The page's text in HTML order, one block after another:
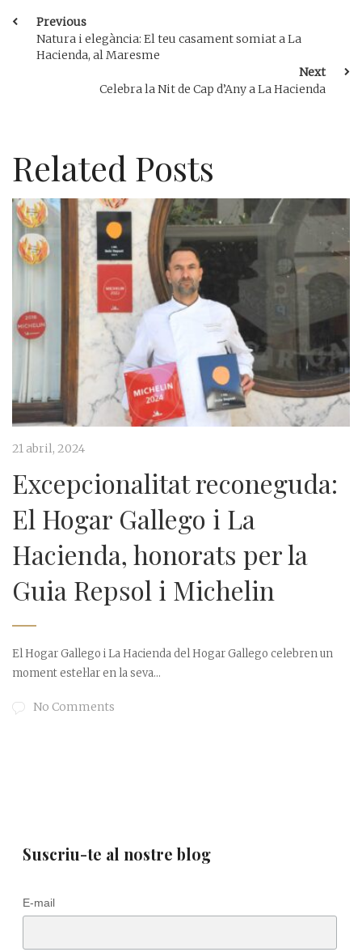
Previous
Natura i elegància: El teu casament somiat a La
Hacienda, al Maresme
Next
Celebra la Nit de Cap d’Any a La Hacienda
Related Posts
21 abril, 2024
Excepcionalitat reconeguda:
El Hogar Gallego i La
Hacienda, honorats per la
Guia Repsol i Michelin
El Hogar Gallego i La Hacienda del Hogar Gallego celebren un
moment estel·lar en la seva...
No Comments
Suscriu-te al nostre blog
E-mail